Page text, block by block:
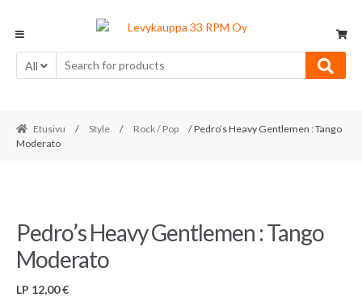
navigation
content
All
Etusivu / Style / Rock / Pop
/ Pedro’s Heavy Gentlemen : Tango
Moderato
Pedro’s Heavy Gentlemen : Tango
Moderato
LP 12,00€